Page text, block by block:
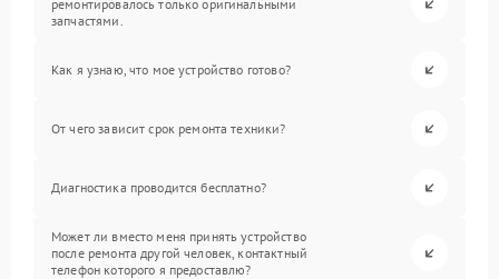
ремонтировалось только оригинальными
запчастями.
Как я узнаю, что мое устройство готово?
От чего зависит срок ремонта техники?
Диагностика проводится бесплатно?
Может ли вместо меня принять устройство
после ремонта другой человек, контактный
телефон которого я предоставлю?